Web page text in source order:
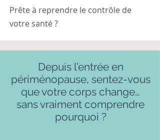
Prête à reprendre le contrôle de
votre santé ?
Depuis l’entrée en
périménopause, sentez-vous
que votre corps change…
sans vraiment comprendre
pourquoi ?